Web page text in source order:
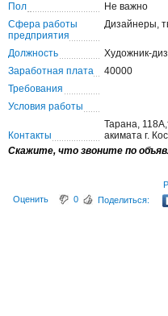
Пол
Не важно
Сфера работы
предприятия
Дизайнеры,
Должность
Художник-
Заработная плата
40000
Требования
Условия работы
Контакты
Тарана,
акимата г.
Скажите, что звоните по
Оценить
0 Поделиться: